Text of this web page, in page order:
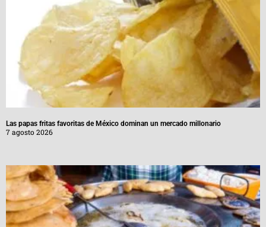
Las papas fritas favoritas de México dominan un mercado millonario
7 agosto 2026